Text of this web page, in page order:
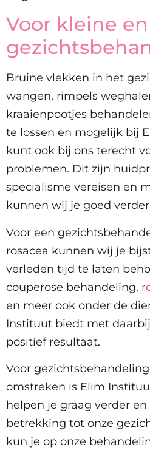
Voor kleine
Bruine vlekken in het
wangen, rimpels
kraaienpootjes
te lossen en mogelijk bij
kunt ook bij ons terecht
problemen. Dit zijn
specialisme vereisen en
kunnen wij je goed
Voor een
rosacea kunnen wij je
verleden tijd te laten
couperose behandeling,
en meer ook onder de
Instituut biedt met
positief resultaat.
Voor
omstreken is Elim
helpen je graag verder
betrekking tot onze
kun je op onze